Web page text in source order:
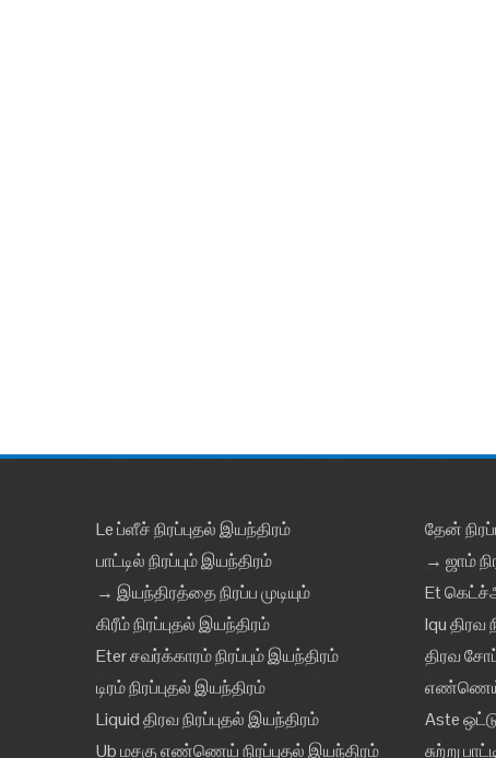
Le ப்ளீச் நிரப்புதல் இயந்திரம்
பாட்டில் நிரப்பும் இயந்திரம்
→ இயந்திரத்தை நிரப்ப முடியும்
கிரீம் நிரப்புதல் இயந்திரம்
Eter சவர்க்காரம் நிரப்பும் இயந்திரம்
டிரம் நிரப்புதல் இயந்திரம்
Liquid திரவ நிரப்புதல் இயந்திரம்
Ub மசகு எண்ணெய் நிரப்புதல் இயந்திரம்
தேன்
→ ஜாம்
Et
Iqu திரவ
திரவ
எண்ணெய்
Aste
சுற்று